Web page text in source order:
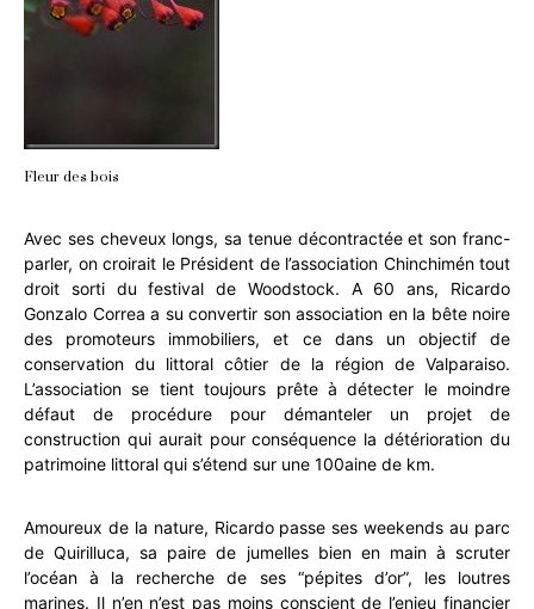
Fleur des bois
Avec ses cheveux longs, sa tenue décontractée et son franc-
parler, on croirait le Président de l’association Chinchimén tout
droit sorti du festival de Woodstock. A 60 ans, Ricardo
Gonzalo Correa a su convertir son association en la bête noire
des promoteurs immobiliers, et ce dans un objectif de
conservation du littoral côtier de la région de Valparaiso.
L’association se tient toujours prête à détecter le moindre
défaut de procédure pour démanteler un projet de
construction qui aurait pour conséquence la détérioration du
patrimoine littoral qui s’étend sur une 100aine de km.
Amoureux de la nature, Ricardo passe ses weekends au parc
de Quirilluca, sa paire de jumelles bien en main à scruter
l’océan à la recherche de ses “pépites d’or”, les loutres
marines. Il n’en n’est pas moins conscient de l’enjeu financier